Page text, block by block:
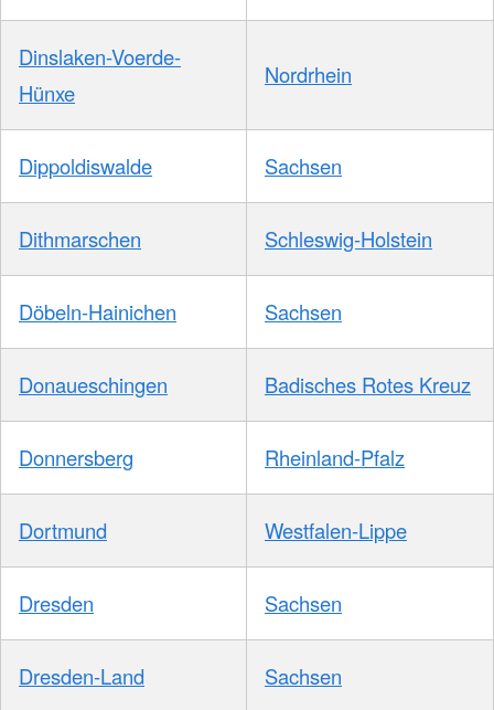
Dinslaken-Voerde-
Hünxe
Nordrhein
Dippoldiswalde Sachsen
Dithmarschen Schleswig-Holstein
Döbeln-Hainichen Sachsen
Donaueschingen Badisches Rotes Kreuz
Donnersberg Rheinland-Pfalz
Dortmund Westfalen-Lippe
Dresden Sachsen
Dresden-Land Sachsen